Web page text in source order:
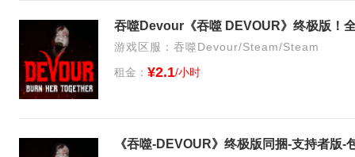
吞噬Devour《吞噬 DEVOUR》终极版！
游戏区服：吞噬Devour/Steam/Steam
租金： ¥2.1/小时